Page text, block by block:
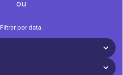
ou
Filtrar por data: